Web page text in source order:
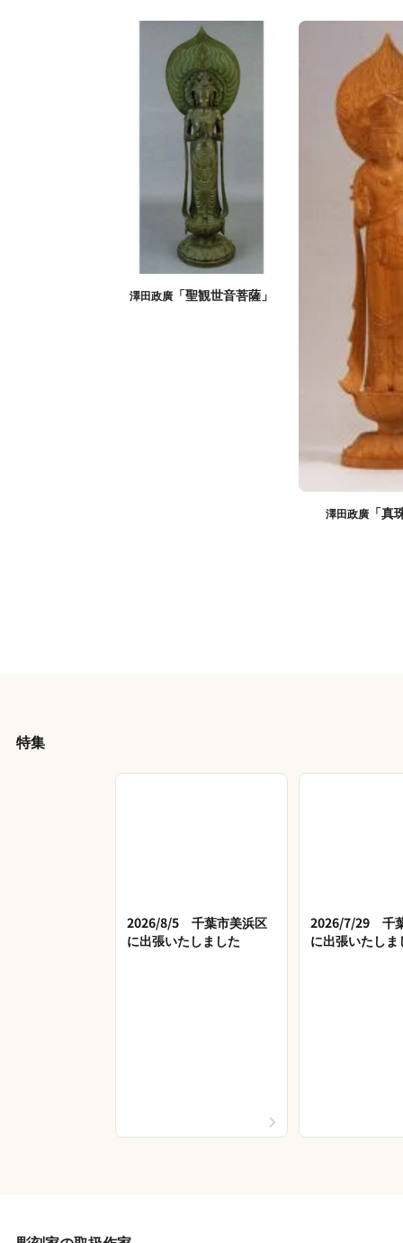
澤田政廣 「聖観世音菩薩」
澤田政廣 「真
特集
2026/8/5 千葉市美浜区
に出張いたしました
2026/7/29 千
に出張いたしま